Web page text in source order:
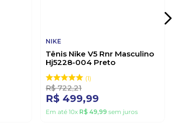
NIKE
Tênis Nike V5 Rnr Masculino
Hj5228-004 Preto
1
R$ 722,21
R$ 499,99
Em até10x R$ 49,99 sem juros